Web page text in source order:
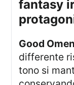
fantasy
Good
differente
tono si